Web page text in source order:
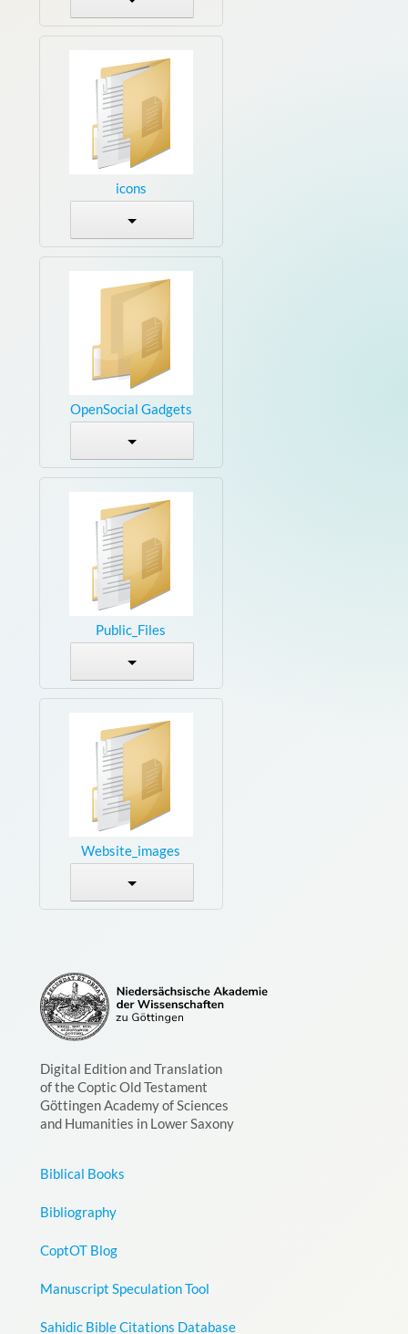
icons
OpenSocial Gadgets
Public_Files
Website_images
Digital Edition and Translation
of the Coptic Old Testament
Göttingen Academy of Sciences
and Humanities in Lower Saxony
Biblical Books
Bibliography
CoptOT Blog
Manuscript Speculation Tool
Sahidic Bible Citations Database